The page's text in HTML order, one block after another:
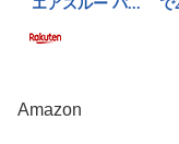
Amazon